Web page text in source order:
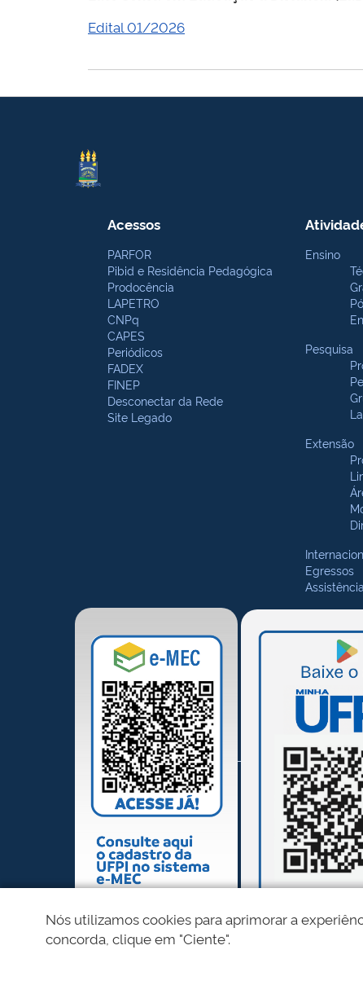
Edital 01/2026
Acessos
PARFOR
Pibid e Residência Pedagógica
Prodocência
LAPETRO
CNPq
CAPES
Periódicos
FADEX
FINEP
Desconectar da Rede
Site Legado
Ensino
Pesquisa
Extensão
Egressos
Nós utilizamos cookies para aprimorar a
concorda, clique em "Ciente".